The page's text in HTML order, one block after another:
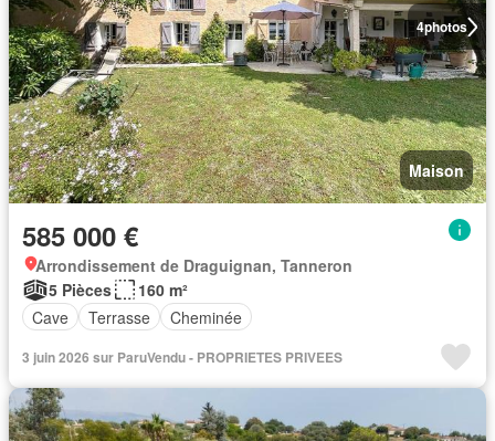
4photos
Maison
585 000 €
Arrondissement de Draguignan, Tanneron
5 Pièces
160 m²
Cave
Terrasse Cheminée
3 juin 2026 sur ParuVendu - PROPRIETES PRIVEES